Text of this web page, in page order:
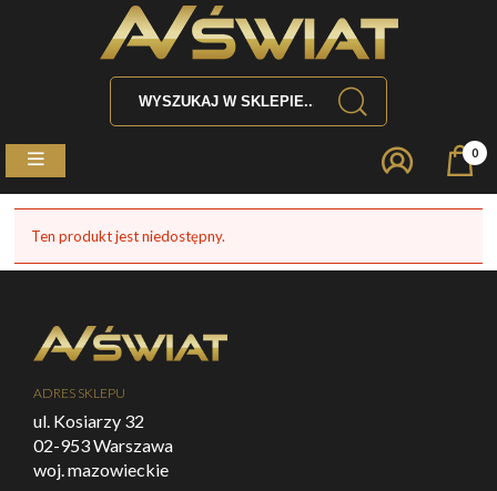
0
Ten produkt jest niedostępny.
ADRES SKLEPU
ul. Kosiarzy 32
02-953 Warszawa
woj. mazowieckie